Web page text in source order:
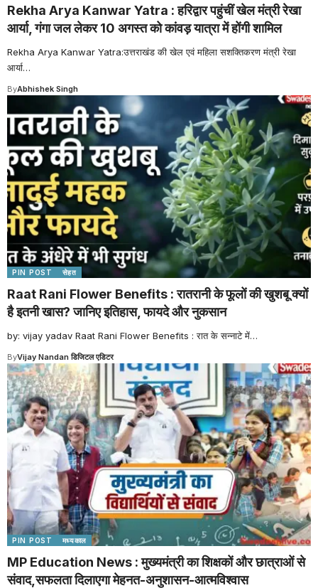
Rekha Arya Kanwar Yatra : हरिद्वार पहुंचीं खेल मंत्री रेखा
आर्या, गंगा जल लेकर 10 अगस्त को कांवड़ यात्रा में होंगी शामिल
Rekha Arya Kanwar Yatra:उत्तराखंड की खेल एवं महिला सशक्तिकरण मंत्री रेखा
आर्या…
ByAbhishek Singh
PIN POST सेहत
Raat Rani Flower Benefits : रातरानी के फूलों की खुशबू क्यों
है इतनी खास? जानिए इतिहास, फायदे और नुकसान
by: vijay yadav Raat Rani Flower Benefits : रात के सन्नाटे में…
ByVijay Nandan डिजिटल एडिटर
PIN POST मध्यकाल
MP Education News : मुख्यमंत्री का शिक्षकों और छात्राओं से
संवाद,सफलता दिलाएगा मेहनत-अनुशासन-आत्मविश्वास